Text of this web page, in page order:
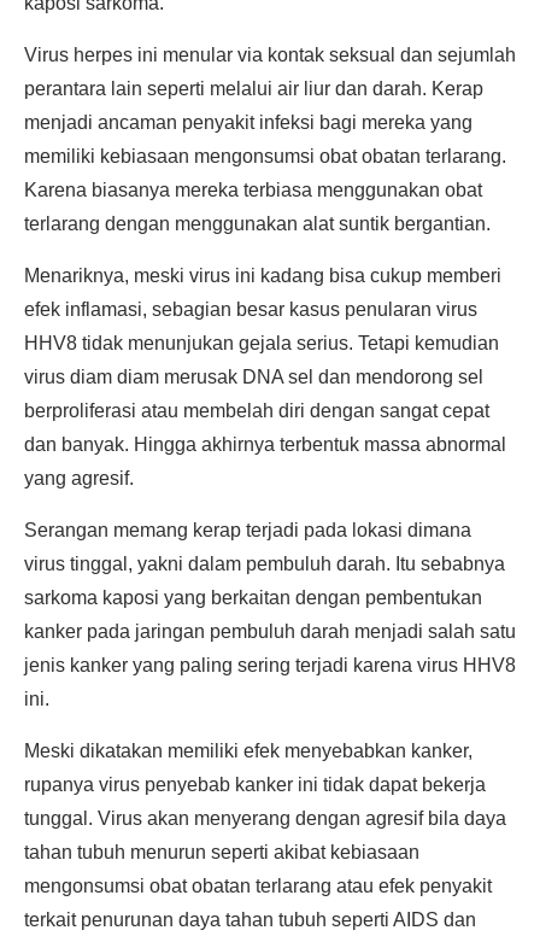
Virus herpes ini menular via kontak seksual dan sejumlah
perantara lain seperti melalui air liur dan darah. Kerap
menjadi ancaman penyakit infeksi bagi mereka yang
memiliki kebiasaan mengonsumsi obat obatan terlarang.
Karena biasanya mereka terbiasa menggunakan obat
terlarang dengan menggunakan alat suntik bergantian.
Menariknya, meski virus ini kadang bisa cukup memberi
efek inflamasi, sebagian besar kasus penularan virus
HHV8 tidak menunjukan gejala serius. Tetapi kemudian
virus diam diam merusak DNA sel dan mendorong sel
berproliferasi atau membelah diri dengan sangat cepat
dan banyak. Hingga akhirnya terbentuk massa abnormal
yang agresif.
Serangan memang kerap terjadi pada lokasi dimana
virus tinggal, yakni dalam pembuluh darah. Itu sebabnya
sarkoma kaposi yang berkaitan dengan pembentukan
kanker pada jaringan pembuluh darah menjadi salah satu
jenis kanker yang paling sering terjadi karena virus HHV8
ini.
Meski dikatakan memiliki efek menyebabkan kanker,
rupanya virus penyebab kanker ini tidak dapat bekerja
tunggal. Virus akan menyerang dengan agresif bila daya
tahan tubuh menurun seperti akibat kebiasaan
mengonsumsi obat obatan terlarang atau efek penyakit
terkait penurunan daya tahan tubuh seperti AIDS dan